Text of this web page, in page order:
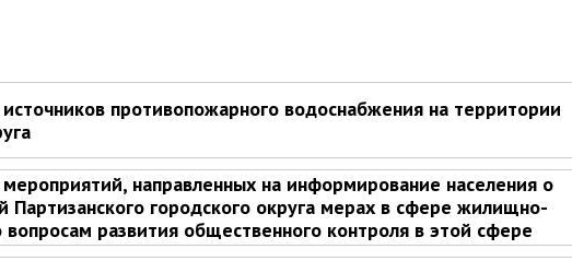
противопожарного водоснабжения на территории
направленных на информирование населения о
городского округа мерах в сфере жилищно-
вопросам развития общественного контроля в этой сфере